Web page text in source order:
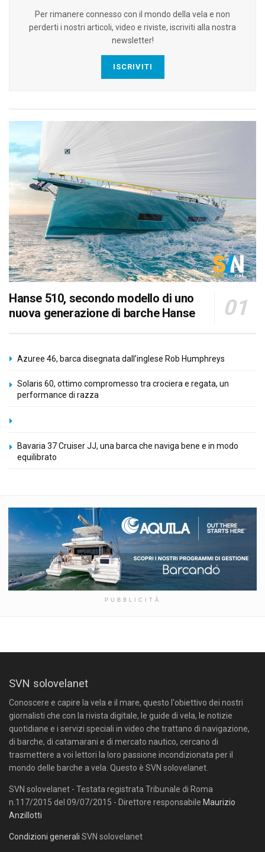
Per rimanere connesso con il mondo della vela e non
perderti i nostri articoli, video e riviste, iscriviti alla nostra
newsletter!
ISCRIVITI
Hanse 510, secondo modello di uno
nuova generazione di barche Hanse
Azuree 46, barca disegnata dall’inglese Rob Humphreys
Solaris 60, ottimo compromesso tra crociera e regata, un
performance di razza
Bavaria 37 Cruiser JJ, una barca che naviga bene e in modo
equilibrato
PUBBLICITÀ
SVN solovelanet
Conoscere e capire la vela e il mare, questo l'obiettivo dei nostri
giornalisti che con la rivista digitale, le guide di vela, le notizie
quotidiane e i servizi speciali in video che trattano di navigazione,
di barche, di catamarani e di mercato nautico, cercano di
trasmettere a voi lettori la loro passione incondizionata per il
mondo delle barche a vela. Questo è SVN solovelanet.
SVN solovelanet - Testata registrata Tribunale di Roma
n.117/2015 del 09/07/2015 - Direttore responsabile Maurizio
Anzillotti
Condizioni generali SVN solovelanet